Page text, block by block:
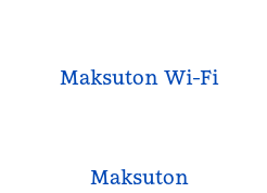
Maksuton Wi-Fi
Maksuton